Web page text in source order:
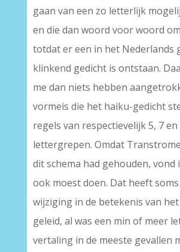
gaan van een zo letterlijk
en die dan woord voor woord
totdat er een in het Nederlands
klinkend gedicht is ontstaan.
me dan niets hebben
vormeis die het haiku-gedicht
regels van respectievelijk 5, 7 en
lettergrepen. Omdat
dit schema had gehouden, vond
ook moest doen. Dat heeft
wijziging in de betekenis van
geleid, al was een min of meer
vertaling in de meeste gevallen